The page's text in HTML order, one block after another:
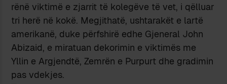
rënë viktimë e zjarrit të kolegëve të vet, i qëlluar
tri herë në kokë. Megjithatë, ushtarakët e lartë
amerikanë, duke përfshirë edhe Gjeneral John
Abizaid, e miratuan dekorimin e viktimës me
Yllin e Argjendtë, Zemrën e Purpurt dhe gradimin
pas vdekjes.